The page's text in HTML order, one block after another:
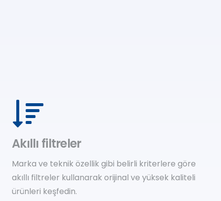
Akıllı filtreler
Marka ve teknik özellik gibi belirli kriterlere göre
akıllı filtreler kullanarak orijinal ve yüksek kaliteli
ürünleri keşfedin.